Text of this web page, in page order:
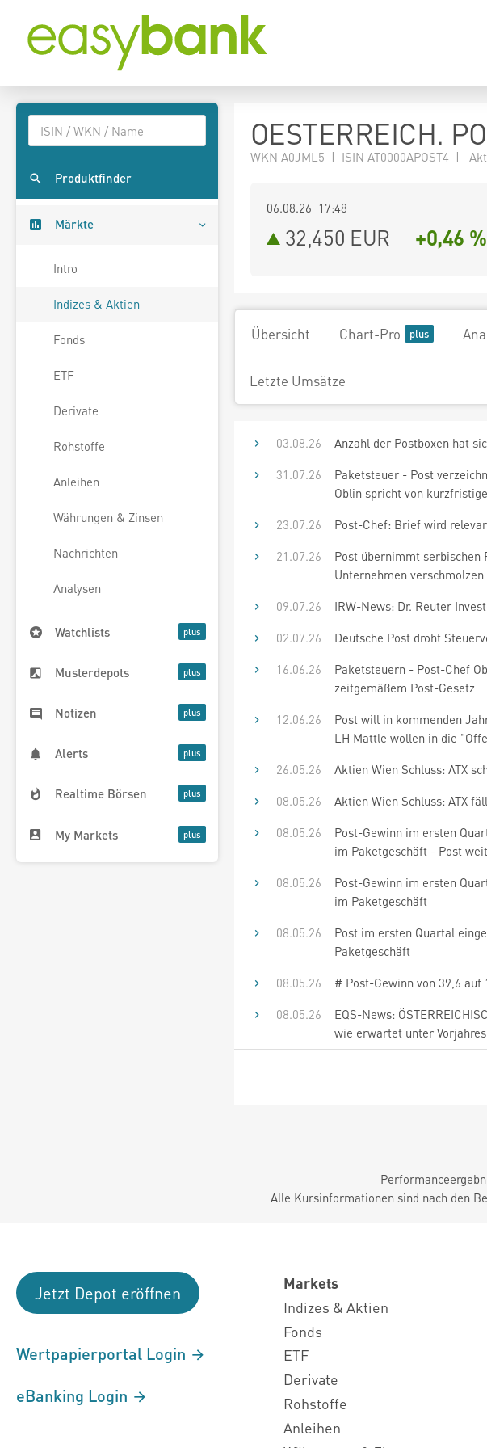
Produktfinder
Märkte
Intro
Indizes & Aktien
Fonds
ETF
Derivate
Rohstoffe
Anleihen
Währungen & Zinsen
Nachrichten
Analysen
Watchlists
Musterdepots
Notizen
Alerts
Realtime Börsen
My Markets
OESTERREICH.
WKN A0JML5 | ISIN AT0000APOST4 |
06.08.26 17:48
32,450 EUR +0,46 %
Übersicht Chart-Pro
Letzte Umsätze
03.08.26
Anzahl der Postboxen hat
31.07.26
Paketsteuer - Post
Oblin spricht von
23.07.26
Post-Chef: Brief wird
21.07.26
Post übernimmt serbischen
Unternehmen
09.07.26
IRW-News: Dr. Reuter
02.07.26
Deutsche Post droht
16.06.26
Paketsteuern - Post-Chef
zeitgemäßem Post-Gesetz
12.06.26
Post will in kommenden
LH Mattle wollen in die
26.05.26
Aktien Wien Schluss: ATX
08.05.26
Aktien Wien Schluss: ATX
08.05.26
Post-Gewinn im ersten
im Paketgeschäft - Post
08.05.26
Post-Gewinn im ersten
im Paketgeschäft
08.05.26
Post im ersten Quartal
Paketgeschäft
08.05.26
# Post-Gewinn von 39,6 auf
08.05.26
EQS-News:
wie erwartet unter
Alle Kursinformationen sind nach den
Jetzt Depot eröffnen
Wertpapierportal Login
eBanking Login
Markets
Indizes & Aktien
Fonds
ETF
Derivate
Rohstoffe
Anleihen